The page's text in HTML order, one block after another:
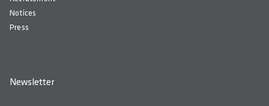
Notices
Press
Newsletter